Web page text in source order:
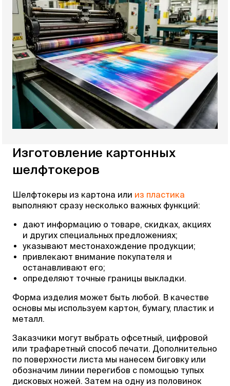
Изготовление картонных
шелфтокеров
Шелфтокеры из картона или из пластика
выполняют сразу несколько важных функций:
дают информацию о товаре, скидках, акциях
и других специальных предложениях;
указывают местонахождение продукции;
привлекают внимание покупателя и
останавливают его;
определяют точные границы выкладки.
Форма изделия может быть любой. В качестве
основы мы используем картон, бумагу, пластик и
металл.
Заказчики могут выбрать офсетный, цифровой
или трафаретный способ печати. Дополнительно
по поверхности листа мы нанесем биговку или
обозначим линии перегибов с помощью тупых
дисковых ножей. Затем на одну из половинок